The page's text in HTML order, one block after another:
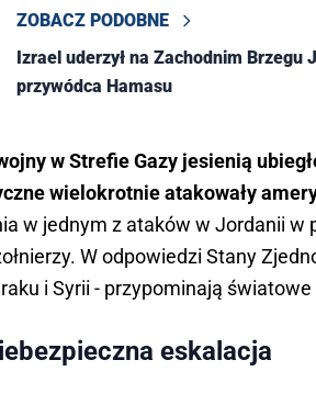
ZOBACZ PODOBNE
Izrael uderzył na Zachodnim Brzegu
przywódca Hamasu
w Strefie Gazy jesienią
wielokrotnie atakowały
w jednym z ataków w Jordanii w
W odpowiedzi Stany
i Syrii - przypominają
eskalacja